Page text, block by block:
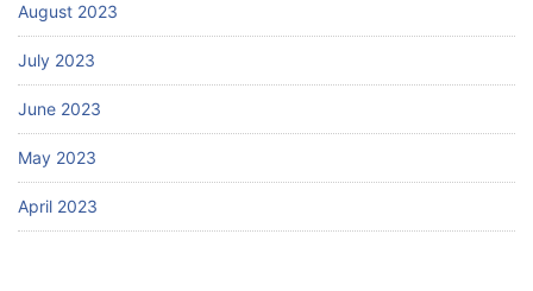
August 2023
July 2023
June 2023
May 2023
April 2023